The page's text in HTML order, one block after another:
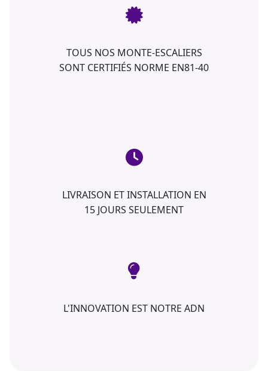
TOUS NOS MONTE-ESCALIERS
SONT CERTIFIÉS NORME EN81-40
LIVRAISON ET INSTALLATION EN
15 JOURS SEULEMENT
L'INNOVATION EST NOTRE ADN